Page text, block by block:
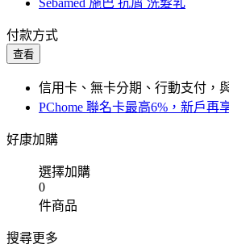
Sebamed 施巴 抗屑 洗髮乳
付款方式
查看
信用卡、無卡分期、行動支付，
PChome 聯名卡最高6%，新戶再
好康加購
選擇加購
0
件商品
搜尋更多